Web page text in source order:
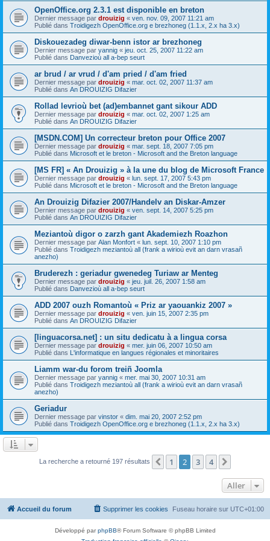
OpenOffice.org 2.3.1 est disponible en breton
Dernier message par drouizig « ven. nov. 09, 2007 11:21 am
Publié dans Troidigezh OpenOffice.org e brezhoneg (1.1.x, 2.x ha 3.x)
Diskouezadeg diwar-benn istor ar brezhoneg
Dernier message par yannig « jeu. oct. 25, 2007 11:22 am
Publié dans Danvezioù all a-bep seurt
ar brud / ar vrud / d'am pried / d'am fried
Dernier message par drouizig « mar. oct. 02, 2007 11:37 am
Publié dans An DROUIZIG Difazier
Rollad levrioù bet (ad)embannet gant sikour ADD
Dernier message par drouizig « mar. oct. 02, 2007 1:25 am
Publié dans An DROUIZIG Difazier
[MSDN.COM] Un correcteur breton pour Office 2007
Dernier message par drouizig « mar. sept. 18, 2007 7:05 pm
Publié dans Microsoft et le breton - Microsoft and the Breton language
[MS FR] « An Drouizig » à la une du blog de Microsoft France
Dernier message par drouizig « lun. sept. 17, 2007 5:43 pm
Publié dans Microsoft et le breton - Microsoft and the Breton language
An Drouizig Difazier 2007/Handelv an Diskar-Amzer
Dernier message par drouizig « ven. sept. 14, 2007 5:25 pm
Publié dans An DROUIZIG Difazier
Meziantoù digor o zarzh gant Akademiezh Roazhon
Dernier message par Alan Monfort « lun. sept. 10, 2007 1:10 pm
Publié dans Troidigezh meziantoù all (frank a wirioù evit an darn vrasañ
anezho)
Bruderezh : geriadur gwenedeg Turiaw ar Menteg
Dernier message par drouizig « jeu. juil. 26, 2007 1:58 am
Publié dans Danvezioù all a-bep seurt
ADD 2007 ouzh Romantoù « Priz ar yaouankiz 2007 »
Dernier message par drouizig « ven. juin 15, 2007 2:35 pm
Publié dans An DROUIZIG Difazier
[linguacorsa.net] : un situ dedicatu à a lingua corsa
Dernier message par drouizig « mer. juin 06, 2007 10:50 am
Publié dans L'informatique en langues régionales et minoritaires
Liamm war-du forom treiñ Joomla
Dernier message par yannig « mer. mai 30, 2007 10:31 am
Publié dans Troidigezh meziantoù all (frank a wirioù evit an darn vrasañ
anezho)
Geriadur
Dernier message par vinstor « dim. mai 20, 2007 2:52 pm
Publié dans Troidigezh OpenOffice.org e brezhoneg (1.1.x, 2.x ha 3.x)
La recherche a retourné 197 résultats Précédent
1 2 3 4
Aller
Accueil du forum Fuseau horaire sur UTC+01:00
Supprimer les cookies
Développé parphpBB® Forum Software © phpBB Limited